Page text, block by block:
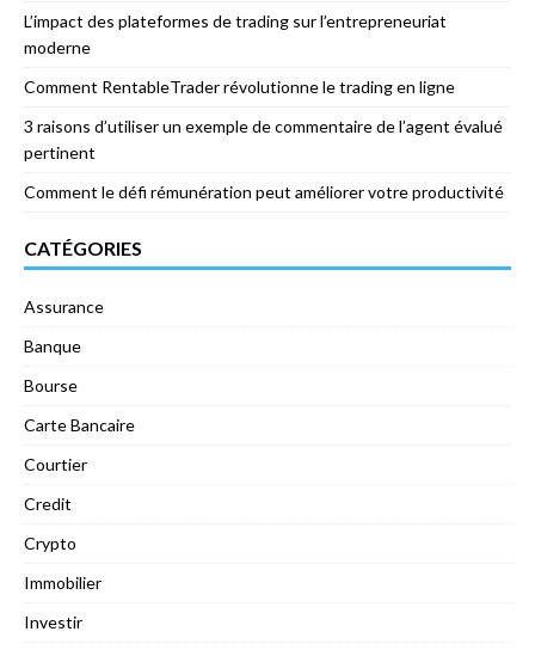
L’impact des plateformes de trading sur l’entrepreneuriat
moderne
Comment RentableTrader révolutionne le trading en ligne
3 raisons d’utiliser un exemple de commentaire de l’agent évalué
pertinent
Comment le défi rémunération peut améliorer votre productivité
CATÉGORIES
Assurance
Banque
Bourse
Carte Bancaire
Courtier
Credit
Crypto
Immobilier
Investir